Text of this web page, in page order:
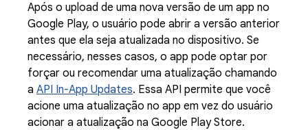
Após o upload de uma nova versão de um app no
Google Play, o usuário pode abrir a versão anterior
antes que ela seja atualizada no dispositivo. Se
necessário, nesses casos, o app pode optar por
forçar ou recomendar uma atualização chamando
a API In-App Updates. Essa API permite que você
acione uma atualização no app em vez do usuário
acionar a atualização na Google Play Store.